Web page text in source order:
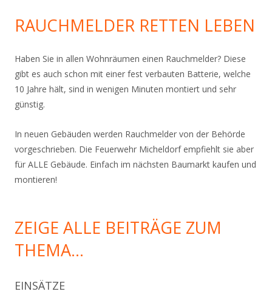
RAUCHMELDER RETTEN LEBEN
Haben Sie in allen Wohnräumen einen Rauchmelder? Diese
gibt es auch schon mit einer fest verbauten Batterie, welche
10 Jahre hält, sind in wenigen Minuten montiert und sehr
günstig.
In neuen Gebäuden werden Rauchmelder von der Behörde
vorgeschrieben. Die Feuerwehr Micheldorf empfiehlt sie aber
für ALLE Gebäude. Einfach im nächsten Baumarkt kaufen und
montieren!
ZEIGE ALLE BEITRÄGE ZUM
THEMA…
EINSÄTZE